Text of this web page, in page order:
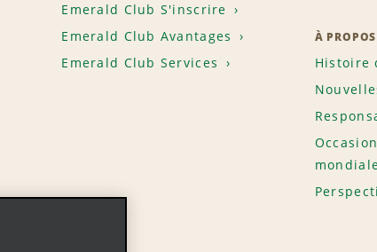
Emerald Club S'inscrire
Emerald Club Avantages
Emerald Club Services
À
Histoire